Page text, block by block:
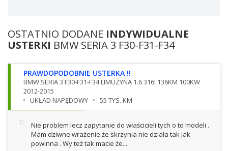
OSTATNIO DODANE INDYWIDUALNE
USTERKI BMW SERIA 3 F30-F31-F34
PRAWDOPODOBNIE USTERKA !!
BMW SERIA 3 F30-F31-F34 LIMUZYNA 1.6 316I 136KM 100KW
2012-2015
UKŁAD NAPĘDOWY
55 TYS. KM
Nie problem lecz zapytanie do właścicieli tych o to modeli .
Mam dziwne wrażenie że skrzynia nie działa tak jak
powinna . Wy też tak macie że...